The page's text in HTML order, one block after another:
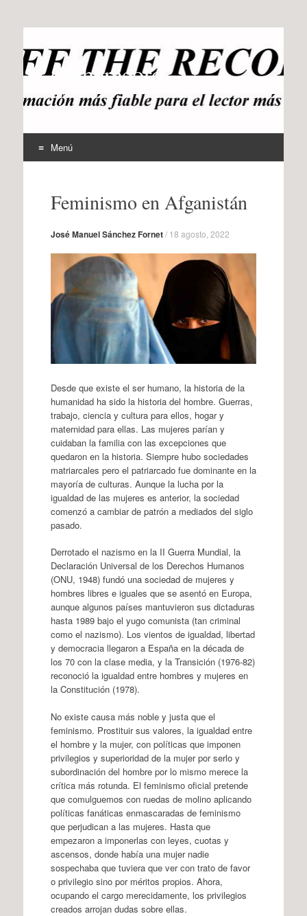
offtherecord
OTR
Menú
contenidoFeminismo en Afganistán
José Manuel Sánchez Fornet/ 18 agosto, 2022
Desde que existe el ser humano, la historia de la
humanidad ha sido la historia del hombre. Guerras,
trabajo, ciencia y cultura para ellos, hogar y
maternidad para ellas. Las mujeres parían y
cuidaban la familia con las excepciones que
quedaron en la historia. Siempre hubo sociedades
matriarcales pero el patriarcado fue dominante en la
mayoría de culturas. Aunque la lucha por la
igualdad de las mujeres es anterior, la sociedad
comenzó a cambiar de patrón a mediados del siglo
pasado.
Derrotado el nazismo en la II Guerra Mundial, la
Declaración Universal de los Derechos Humanos
(ONU, 1948) fundó una sociedad de mujeres y
hombres libres e iguales que se asentó en Europa,
aunque algunos países mantuvieron sus dictaduras
hasta 1989 bajo el yugo comunista (tan criminal
como el nazismo). Los vientos de igualdad, libertad
y democracia llegaron a España en la década de
los 70 con la clase media, y la Transición (1976-82)
reconoció la igualdad entre hombres y mujeres en
la Constitución (1978).
No existe causa más noble y justa que el
feminismo. Prostituir sus valores, la igualdad entre
el hombre y la mujer, con políticas que imponen
privilegios y superioridad de la mujer por serlo y
subordinación del hombre por lo mismo merece la
crítica más rotunda. El feminismo oficial pretende
que comulguemos con ruedas de molino aplicando
políticas fanáticas enmascaradas de feminismo
que perjudican a las mujeres. Hasta que
empezaron a imponerlas con leyes, cuotas y
ascensos, donde había una mujer nadie
sospechaba que tuviera que ver con trato de favor
o privilegio sino por méritos propios. Ahora,
ocupando el cargo merecidamente, los privilegios
creados arrojan dudas sobre ellas.